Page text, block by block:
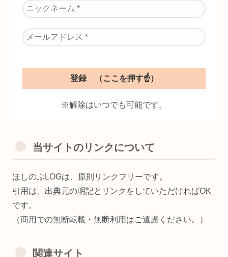
※解除はいつでも可能です。
当サイトのリンクについて
ほしのぶLOGは、原則リンクフリーです。
引用は、出典元の明記とリンクをしていただければOK
です。
（商用での無断転載・無断利用はご遠慮ください。）
関連サイト